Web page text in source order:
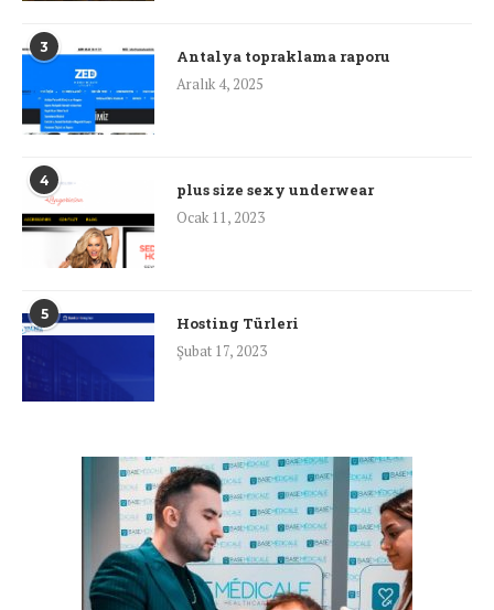
3
Antalya topraklama raporu
Aralık 4, 2025
4
plus size sexy underwear
Ocak 11, 2023
5
Hosting Türleri
Şubat 17, 2023